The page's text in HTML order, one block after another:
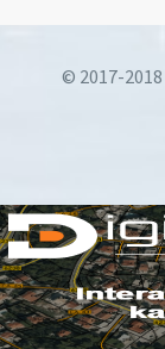
© 2017-2018